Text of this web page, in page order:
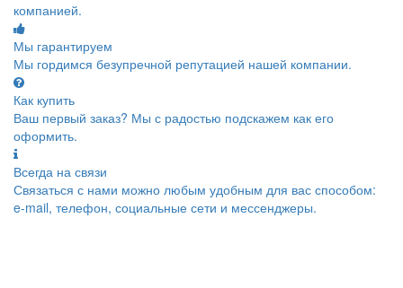
компанией.
Мы гарантируем
Мы гордимся безупречной репутацией нашей компании.
Как купить
Ваш первый заказ? Мы с радостью подскажем как его
оформить.
Всегда на связи
Связаться с нами можно любым удобным для вас способом:
e-mail, телефон, социальные сети и мессенджеры.